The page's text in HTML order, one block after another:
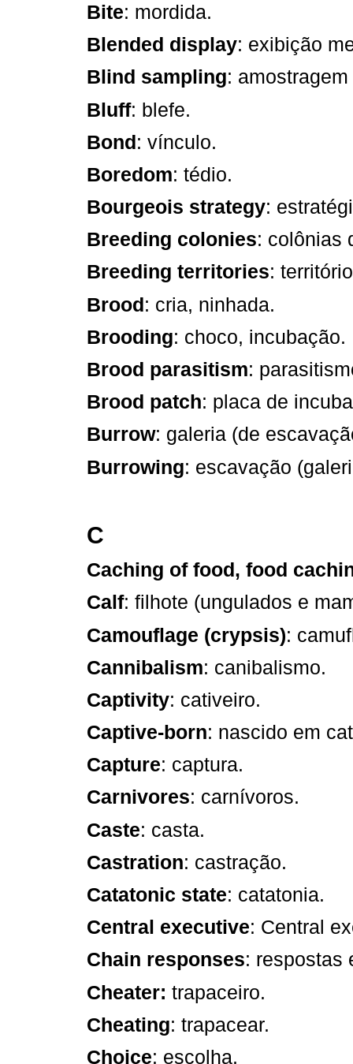
Bite: mordida.
Blended display: exibição
Blind sampling:
Bluff: blefe.
Bond: vínculo.
Boredom: tédio.
Bourgeois strategy:
Breeding colonies: colônias
Breeding territories:
Brood: cria, ninhada.
Brooding: choco, incubação.
Brood parasitism:
Brood patch: placa de
Burrow: galeria (de
Burrowing: escavação
C
Caching of food, food
Calf: filhote (ungulados e
Camouflage (crypsis):
Cannibalism: canibalismo.
Captivity: cativeiro.
Captive-born: nascido em
Capture: captura.
Carnivores: carnívoros.
Caste: casta.
Castration: castração.
Catatonic state: catatonia.
Central executive: Central
Chain responses: respostas
Cheater: trapaceiro.
Cheating: trapacear.
Choice: escolha.